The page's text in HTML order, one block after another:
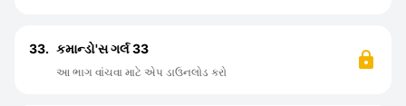
33. કમાન્ડો'સ ગર્લ 33
આ ભાગ વાંચવા માટે એપ ડાઉનલોડ કરો